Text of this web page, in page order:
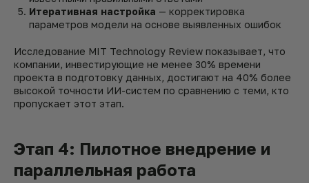
Итеративная настройка — корректировка
параметров модели на основе выявленных ошибок
Исследование MIT Technology Review показывает, что
компании, инвестирующие не менее 30% времени
проекта в подготовку данных, достигают на 40% более
высокой точности ИИ-систем по сравнению с теми, кто
пропускает этот этап.
Этап 4: Пилотное внедрение и
параллельная работа